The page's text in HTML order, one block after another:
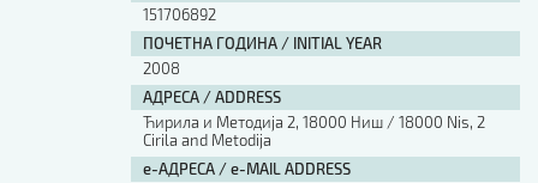
151706892
ПОЧЕТНА ГОДИНА / INITIAL YEAR
2008
АДРЕСА / ADDRESS
Ћирила и Методија 2, 18000 Ниш / 18000 Nis, 2
Cirila and Metodija
е-АДРЕСА / e-MAIL ADDRESS